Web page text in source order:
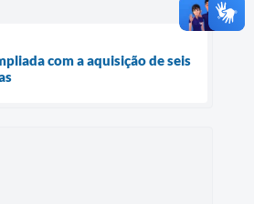
com a aquisição de seis